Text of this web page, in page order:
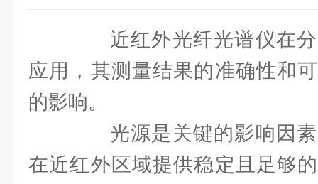
近红外光纤光谱仪在分
应用，其测量结果的准确性和
的影响。
光源是关键的影响因素
在近红外区域提供稳定且足够